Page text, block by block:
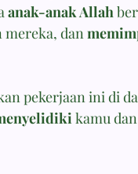
anak-anak Allah
mereka, dan
pekerjaan ini di
kamu